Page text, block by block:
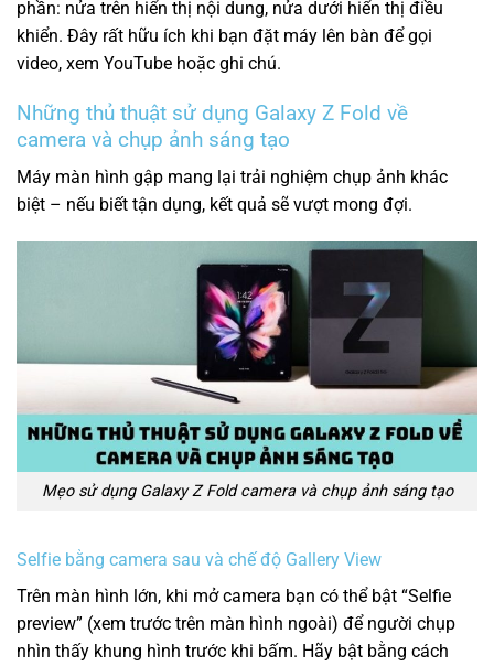
phần: nửa trên hiển thị nội dung, nửa dưới hiển thị điều
khiển. Đây rất hữu ích khi bạn đặt máy lên bàn để gọi
video, xem YouTube hoặc ghi chú.
Những thủ thuật sử dụng Galaxy Z Fold về
camera và chụp ảnh sáng tạo
Máy màn hình gập mang lại trải nghiệm chụp ảnh khác
biệt – nếu biết tận dụng, kết quả sẽ vượt mong đợi.
Mẹo sử dụng Galaxy Z Fold camera và chụp ảnh sáng tạo
Selfie bằng camera sau và chế độ Gallery View
Trên màn hình lớn, khi mở camera bạn có thể bật “Selfie
preview” (xem trước trên màn hình ngoài) để người chụp
nhìn thấy khung hình trước khi bấm. Hãy bật bằng cách